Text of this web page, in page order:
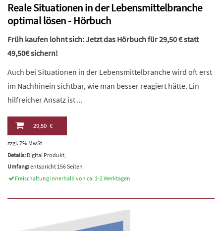
Reale Situationen in der Lebensmittelbranche
optimal lösen - Hörbuch
Früh kaufen lohnt sich: Jetzt das Hörbuch für 29,50 € statt
49,50€ sichern!
Auch bei Situationen in der Lebensmittelbranche wird oft erst
im Nachhinein sichtbar, wie man besser reagiert hätte. Ein
hilfreicher Ansatz ist ...
29,50 €
zzgl. 7% MwSt
Details: Digital Produkt,
Umfang:entspricht 156 Seiten
Freischaltung innerhalb von ca. 1-2 Werktagen